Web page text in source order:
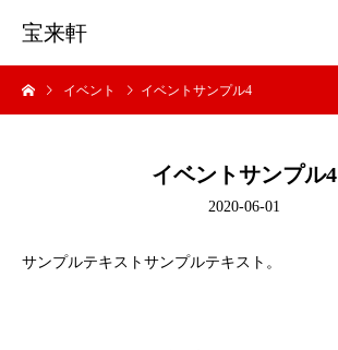
宝来軒
イベント イベントサンプル4
イベントサンプル4
2020-06-01
サンプルテキストサンプルテキスト。